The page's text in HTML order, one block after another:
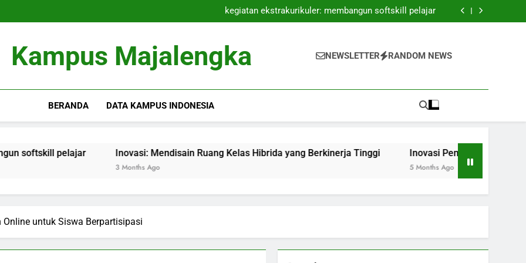
kegiatan ekstrakurikuler: membangun softskill pelajar
Inovasi: Mendisain Ruang Kelas Hibrida yang Berkinerja Tinggi
kegiatan ekstrakurikuler: membangun softskill pelajar
Inovasi: Mendisain Ruang Kelas Hibrida yang Berkinerja Tinggi
Kampus Majalengka NEWSLETTER RANDOM NEWS
BERANDA DATA KAMPUS INDONESIA
pelajar Inovasi: Mendisain Ruang Kelas Hibrida yang Berkinerja Tinggi Inovasi Pembelajaran Campuran:
untuk Siswa Berpartisipasi